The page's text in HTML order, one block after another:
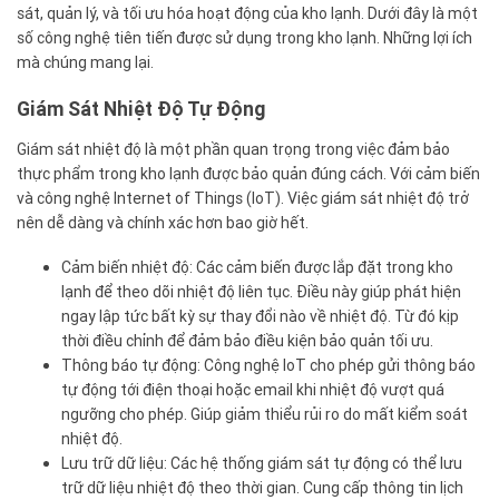
sát, quản lý, và tối ưu hóa hoạt động của kho lạnh. Dưới đây là một
số công nghệ tiên tiến được sử dụng trong kho lạnh. Những lợi ích
mà chúng mang lại.
Giám Sát Nhiệt Độ Tự Động
Giám sát nhiệt độ là một phần quan trọng trong việc đảm bảo
thực phẩm trong kho lạnh được bảo quản đúng cách. Với cảm biến
và công nghệ Internet of Things (IoT). Việc giám sát nhiệt độ trở
nên dễ dàng và chính xác hơn bao giờ hết.
Cảm biến nhiệt độ: Các cảm biến được lắp đặt trong kho
lạnh để theo dõi nhiệt độ liên tục. Điều này giúp phát hiện
ngay lập tức bất kỳ sự thay đổi nào về nhiệt độ. Từ đó kịp
thời điều chỉnh để đảm bảo điều kiện bảo quản tối ưu.
Thông báo tự động: Công nghệ IoT cho phép gửi thông báo
tự động tới điện thoại hoặc email khi nhiệt độ vượt quá
ngưỡng cho phép. Giúp giảm thiểu rủi ro do mất kiểm soát
nhiệt độ.
Lưu trữ dữ liệu: Các hệ thống giám sát tự động có thể lưu
trữ dữ liệu nhiệt độ theo thời gian. Cung cấp thông tin lịch